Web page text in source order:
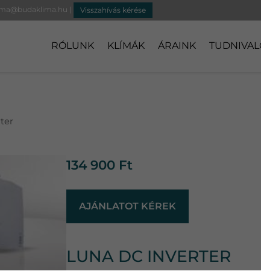
| Visszahívás kérése
RÓLUNK KLÍMÁK ÁRAINK
134 900Ft
AJÁNLATOT KÉREK
LUNA DC INVERTER